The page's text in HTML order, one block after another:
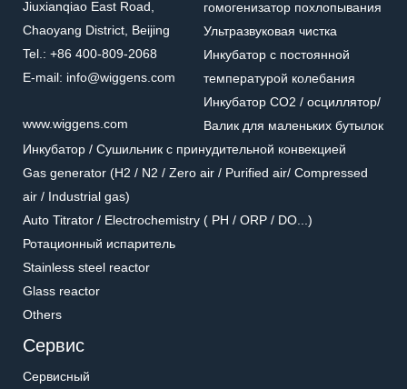
167200-41
Ножной переключатель
Комплект для вынимания
отработанной жидкости
Комплект для вынимания
отработанной жидкости
Jiuxianqiao East Road,
Chaoyang District, Beijing
Tel.: +86 400-809-2068
E-mail: info@wiggens.com
www.wiggens.com
гомогенизатор похлопывания
Ультразвуковая чистка
Инкубатор с постоянной
температурой колебания
Инкубатор CO2 / осциллятор/
Валик для маленьких бутылок
Инкубатор / Cушильник с принудительной конвекцией
Gas generator (H2 / N2 / Zero air / Purified air/ Compressed
air / Industrial gas)
Auto Titrator / Electrochemistry ( PH / ORP / DO...)
Ротационный испаритель
Stainless steel reactor
Glass reactor
Others
Сервис
Сервисный